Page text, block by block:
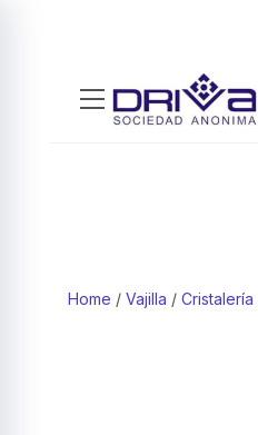
Home / Vajilla / Cristalería